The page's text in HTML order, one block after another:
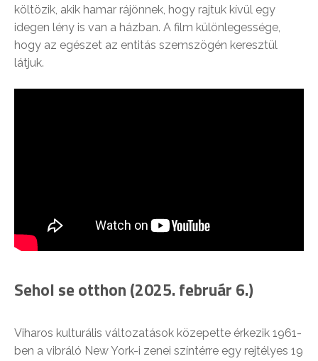
költözik, akik hamar rájönnek, hogy rajtuk kívül egy
idegen lény is van a házban. A film különlegessége,
hogy az egészet az entitás szemszögén keresztül
látjuk.
Sehol se otthon (2025. február 6.)
Viharos kulturális változatások közepette érkezik 1961-
ben a vibráló New York-i zenei színtérre egy rejtélyes 19